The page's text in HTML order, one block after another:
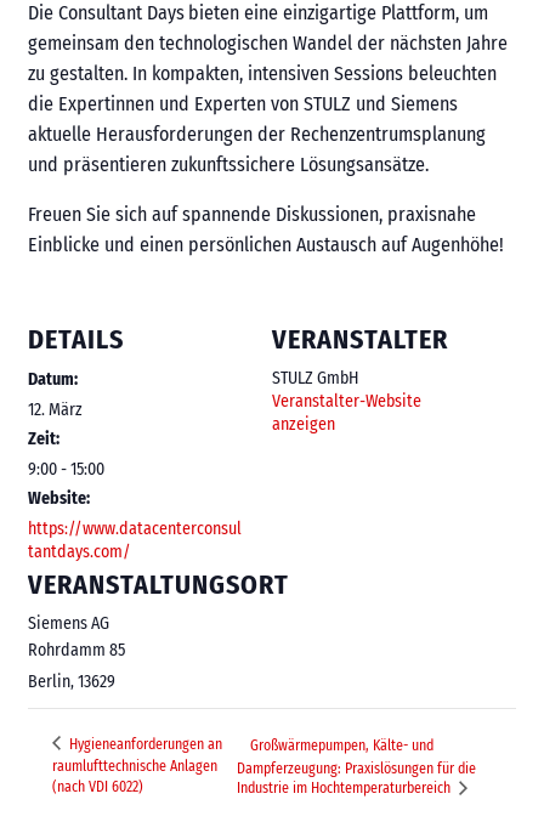
Die Consultant Days bieten eine einzigartige Plattform, um
gemeinsam den technologischen Wandel der nächsten Jahre
zu gestalten. In kompakten, intensiven Sessions beleuchten
die Expertinnen und Experten von STULZ und Siemens
aktuelle Herausforderungen der Rechenzentrumsplanung
und präsentieren zukunftssichere Lösungsansätze.
Freuen Sie sich auf spannende Diskussionen, praxisnahe
Einblicke und einen persönlichen Austausch auf Augenhöhe!
DETAILS
Datum:
12. März
Zeit:
9:00 - 15:00
Website:
https://www.datacenterconsul
tantdays.com/
VERANSTALTUNGSORT
Siemens AG
Rohrdamm 85
Berlin,13629
VERANSTALTER
STULZ GmbH
Veranstalter-Website
anzeigen
Hygieneanforderungen an
raumlufttechnische Anlagen
(nach VDI 6022)
Großwärmepumpen, Kälte- und
Dampferzeugung: Praxislösungen für die
Industrie im Hochtemperaturbereich